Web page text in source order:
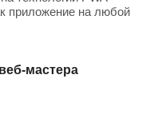
приложение на любой
мастера